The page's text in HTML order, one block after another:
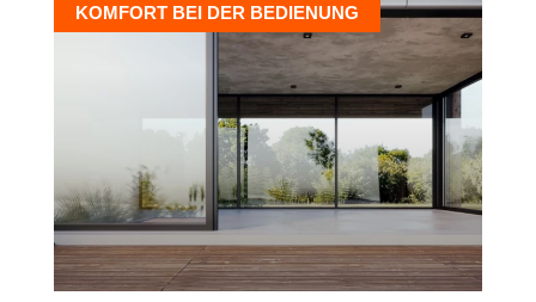
KOMFORT BEI DER BEDIENUNG